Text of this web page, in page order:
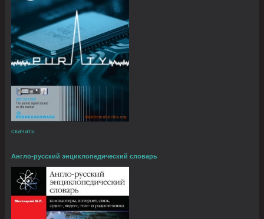
скачать
Англо-русский энциклопедический словарь